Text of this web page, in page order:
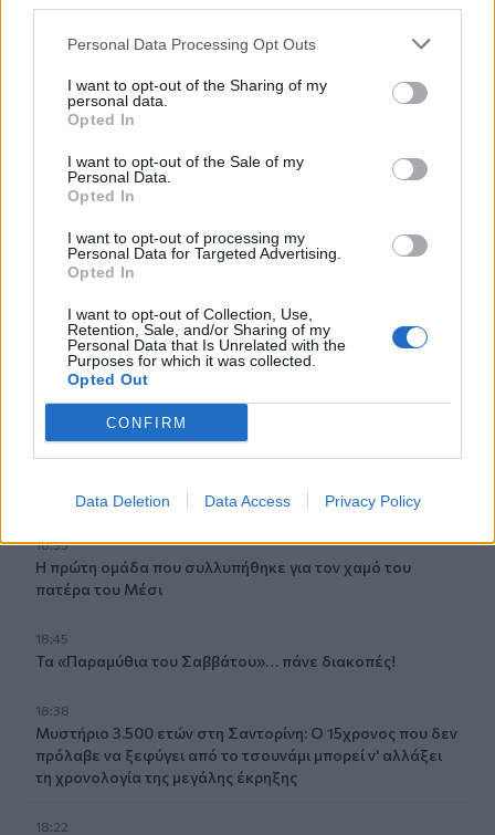
Personal Data Processing Opt Outs
I want to opt-out of the Sharing of my
personal data.
Opted In
I want to opt-out of the Sale of my
Personal Data.
Opted In
I want to opt-out of processing my
Personal Data for Targeted Advertising.
Opted In
I want to opt-out of Collection, Use,
Retention, Sale, and/or Sharing of my
Personal Data that Is Unrelated with the
Purposes for which it was collected.
Opted Out
CONFIRM
Data Deletion Data Access Privacy Policy
Συνελήφθη 49χρονος, βασικό μέλος της εγκληματικής
οργάνωσης του «Έντικ»
Το Φεστιβάλ Κινηματογράφου Χανίων παρουσιάζει τις
19:04
Καύσωνας και καρδιοπαθείς: Οδηγός προστασίας από
την Ελληνική Καρδιολογική Εταιρεία
18:59
Μαρία Καρυστιανού: Αποχώρησε και ο Νίκος
Μπρουτζάκης από την «Ελπίδα»
Ηλεία
18:55
Η πρώτη ομάδα που συλλυπήθηκε για τον χαμό του
πατέρα του Μέσι
18:45
Τα «Παραμύθια του Σαββάτου»… πάνε διακοπές!
18:38
Μυστήριο 3.500 ετών στη Σαντορίνη: Ο 15χρονος που δεν
πρόλαβε να ξεφύγει από το τσουνάμι μπορεί ν' αλλάξει
τη χρονολογία της μεγάλης έκρηξης
18:22